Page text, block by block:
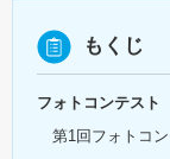
もくじ
フォトコンテス
第1回フォトコ